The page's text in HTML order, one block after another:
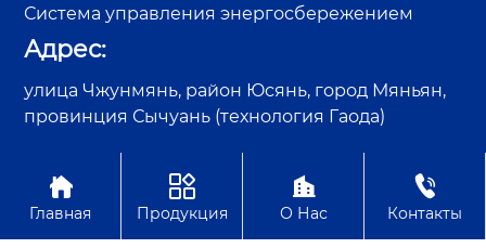
Система управления энергосбережением
Адрес:
улица Чжунмянь, район Юсянь, город Мяньян,
провинция Сычуань (технология Гаода)
Авторское право©Sichuan GAODA Technology Co., Ltd.

Главная

Продукция

О Нас

Контакты